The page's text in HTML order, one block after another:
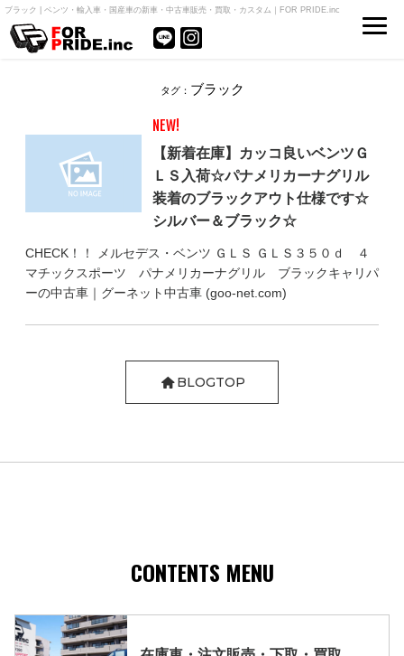
ブラック | ベンツ・輸入車・国産車の新車・中古車販売・買取・カスタム｜FOR PRIDE.inc
タグ： ブラック
NEW!
【新着在庫】カッコ良いベンツＧ
ＬＳ入荷☆パナメリカーナグリル
装着のブラックアウト仕様です☆
シルバー＆ブラック☆
CHECK！！ メルセデス・ベンツ ＧＬＳ ＧＬＳ３５０ｄ ４
マチックスポーツ パナメリカーナグリル ブラックキャリパ
ーの中古車｜グーネット中古車 (goo-net.com)
BLOGTOP
CONTENTS MENU